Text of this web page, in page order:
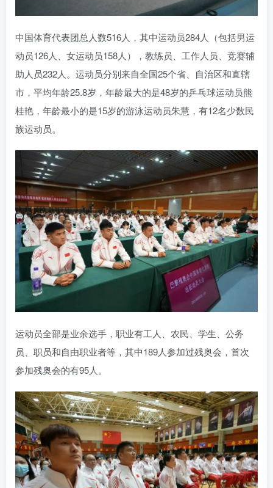
中国体育代表团总人数516人，其中运动员284人（包括男运
动员126人、女运动员158人），教练员、工作人员、竞赛辅
助人员232人。运动员分别来自全国25个省、自治区和直辖
市，平均年龄25.8岁，年龄最大的是48岁的乒乓球运动员熊
桂艳，年龄最小的是15岁的游泳运动员朱慧，有12名少数民
族运动员。
运动员全部是业余选手，职业有工人、农民、学生、公务
员、职员和自由职业者等，其中189人参加过残奥会，首次
参加残奥会的有95人。